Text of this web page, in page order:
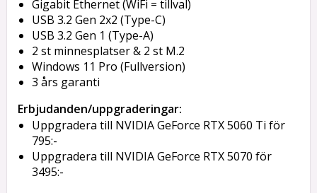
Gigabit Ethernet (WiFi = tillval)
USB 3.2 Gen 2x2 (Type-C)
USB 3.2 Gen 1 (Type-A)
2 st minnesplatser & 2 st M.2
Windows 11 Pro (Fullversion)
3 års garanti
Erbjudanden/uppgraderingar:
Uppgradera till NVIDIA GeForce RTX 5060 Ti för
795:-
Uppgradera till NVIDIA GeForce RTX 5070 för
3495:-